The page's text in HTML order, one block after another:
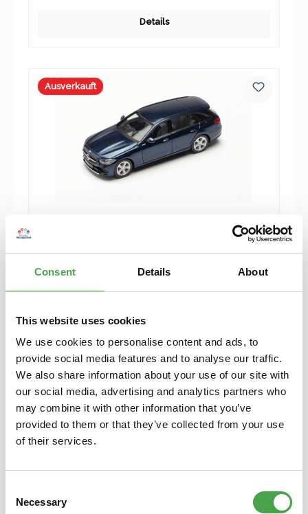
Consent Details About
This website uses cookies
We use cookies to personalise content and ads, to
provide social media features and to analyse our traffic.
We also share information about your use of our site with
our social media, advertising and analytics partners who
may combine it with other information that you’ve
provided to them or that they’ve collected from your use
of their services.
Selection
Necessary
Details
Ausverkauft
6,90 €*
Details